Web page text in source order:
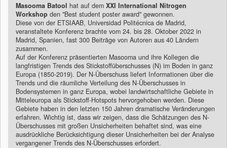
Masooma Batool hat auf dem XXI International Nitrogen
Workshop den "Best student poster award" gewonnen.
Diese von der ETSIAAB, Universidad Politécnica de Madrid,
veranstaltete Konferenz brachte vom 24. bis 28. Oktober 2022 in
Madrid, Spanien, fast 300 Beiträge von Autoren aus 40 Ländern
zusammen.
Auf der Konferenz präsentierten Masooma und ihre Kollegen die
langfristigen Trends des Stickstoffüberschusses (N) im Boden in ganz
Europa (1850-2019). Der N-Überschuss liefert Informationen über die
Trends und die räumliche Verteilung des N-Überschusses in
Bodensystemen in ganz Europa, wobei landwirtschaftliche Gebiete in
Mitteleuropa als Stickstoff-Hotspots hervorgehoben werden. Diese
Gebiete haben in den letzten 150 Jahren dramatische Veränderungen
erfahren. Wichtig ist, dass wir zeigen, dass die Schätzungen des N-
Überschusses mit großen Unsicherheiten behaftet sind, was eine
ausdrückliche Berücksichtigung dieser Unsicherheiten bei der Analyse
vergangener Trends des N-Überschusses erfordert.